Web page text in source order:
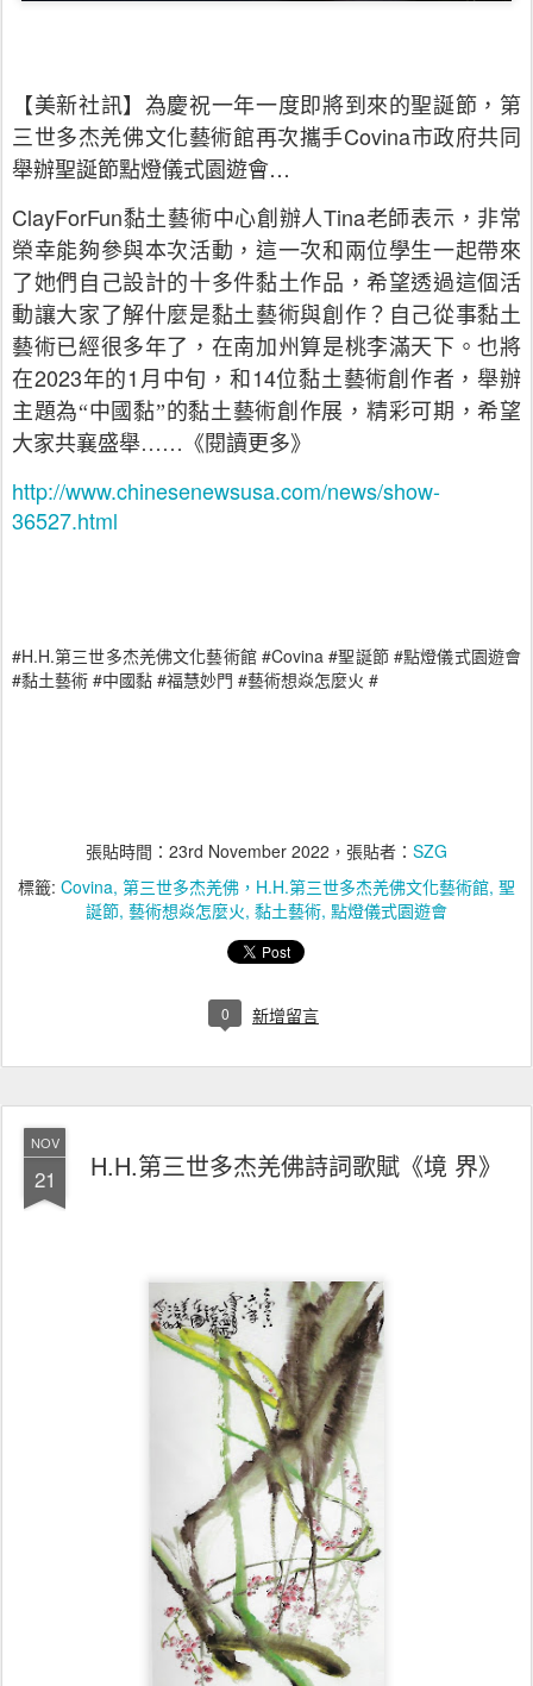
【美新社訊】為慶祝一年一度即將到來的聖誕節，第
三世多杰羌佛文化藝術館再次攜手Covina市政府共同
舉辦聖誕節點燈儀式園遊會…
ClayForFun黏土藝術中心創辦人Tina老師表示，非常
榮幸能夠參與本次活動，這一次和兩位學生一起帶來
了她們自己設計的十多件黏土作品，希望透過這個活
動讓大家了解什麼是黏土藝術與創作？自己從事黏土
藝術已經很多年了，在南加州算是桃李滿天下。也將
在2023年的1 月中旬，和 14位黏土藝術創作者，舉辦
主題為“中國黏”的黏土藝術創作展，精彩可期，希望
大家共襄盛舉…… 《閱讀更多》
http://www.chinesenewsusa.com/news/show-
36527.html
#H.H.第三世多杰羌佛文化藝術館 #Covina #聖誕節 #點燈儀式園遊會
#黏土藝術 #中國黏 #福慧妙門 #藝術想焱怎麼火 #
張貼時間： 23rd November 2022 ，張貼者： SZG
標籤: Covina 第三世多杰羌佛，H.H.第三世多杰羌佛文化藝術館 聖
誕節 藝術想焱怎麼火 黏土藝術 點燈儀式園遊會
0 新增留言
NOV
21 H.H.第三世多杰羌佛詩詞歌賦《境 界》